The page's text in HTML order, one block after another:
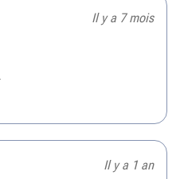
Il y a 7 mois
Il y a 1 an